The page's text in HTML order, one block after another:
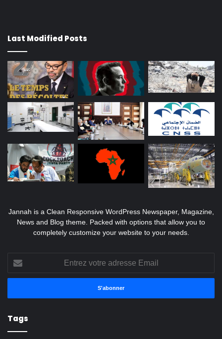
Last Modified Posts
Jannah is a Clean Responsive WordPress Newspaper, Magazine,
News and Blog theme. Packed with options that allow you to
completely customize your website to your needs.
votre
adresse
Tags